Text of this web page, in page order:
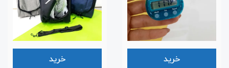
خرید خرید